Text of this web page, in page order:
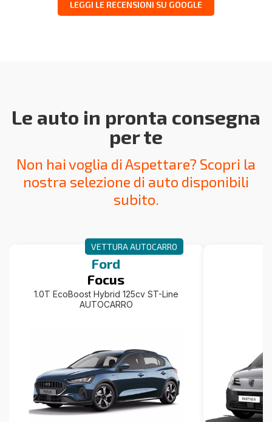
LEGGI LE RECENSIONI SU GOOGLE
Le auto in pronta consegna
per te
Non hai voglia di Aspettare? Scopri la
nostra selezione di auto disponibili
subito.
Ford
Focus
1.0T EcoBoost Hybrid 125cv ST-Line
AUTOCARRO
VETTURA AUTOCARRO